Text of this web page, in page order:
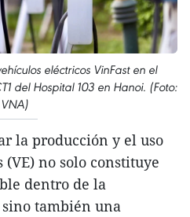
eléctricos VinFast en el
del Hospital 103 en Hanoi. (Foto:
VNA)
la producción y el uso
no solo constituye
dentro de la
también una